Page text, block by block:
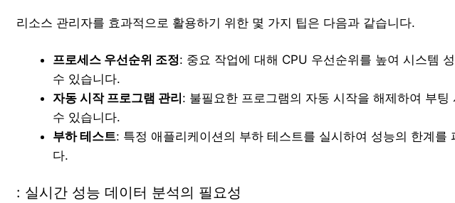
리소스 관리자를 효과적으로 활용하기 위한 몇 가지 팁은 다음과 같습니다.
프로세스 우선순위 조정: 중요 작업에 대해 CPU 우선순위를 높여 시스템
수 있습니다.
자동 시작 프로그램 관리 : 불필요한 프로그램의 자동 시작을 해제하여 부팅
수 있습니다.
부하 테스트: 특정 애플리케이션의 부하 테스트를 실시하여 성능의 한계를
다.
: 실시간 성능 데이터 분석의 필요성